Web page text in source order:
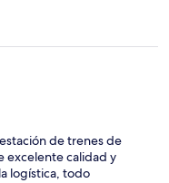
de trenes de
excelente calidad y
logística, todo